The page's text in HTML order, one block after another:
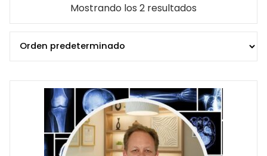
Mostrando los 2 resultados